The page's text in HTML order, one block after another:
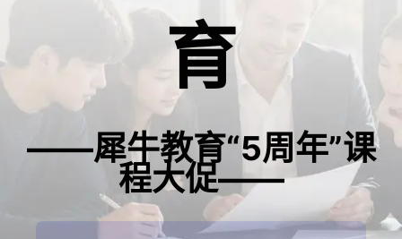
育
——犀牛教育“5周年”课
程大促——